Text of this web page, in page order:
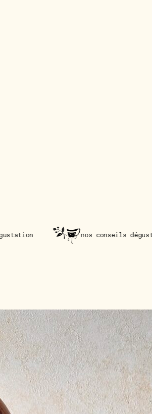
nos conseils dégustation